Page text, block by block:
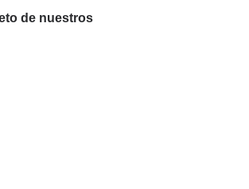
de nuestros